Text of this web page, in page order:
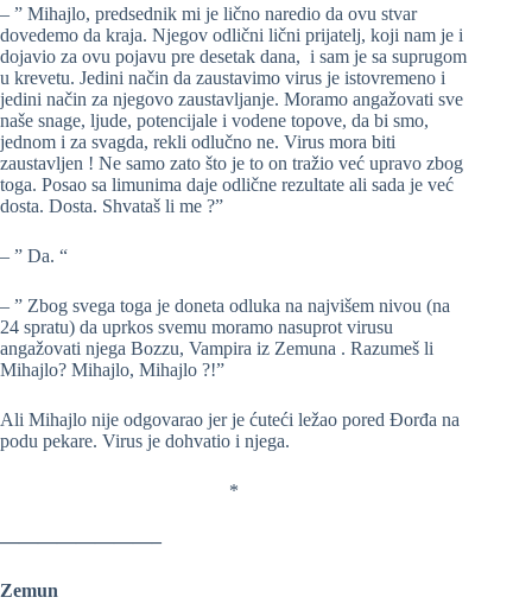
– ” Mihajlo, predsednik mi je lično naredio da ovu stvar
dovedemo da kraja. Njegov odlični lični prijatelj, koji nam je i
dojavio za ovu pojavu pre desetak dana, i sam je sa suprugom
u krevetu. Jedini način da zaustavimo virus je istovremeno i
jedini način za njegovo zaustavljanje. Moramo angažovati sve
naše snage, ljude, potencijale i vodene topove, da bi smo,
jednom i za svagda, rekli odlučno ne. Virus mora biti
zaustavljen ! Ne samo zato što je to on tražio već upravo zbog
toga. Posao sa limunima daje odlične rezultate ali sada je već
dosta. Dosta. Shvataš li me ?”
– ” Da. “
– ” Zbog svega toga je doneta odluka na najvišem nivou (na
24 spratu) da uprkos svemu moramo nasuprot virusu
angažovati njega Bozzu, Vampira iz Zemuna . Razumeš li
Mihajlo? Mihajlo, Mihajlo ?!”
Ali Mihajlo nije odgovarao jer je ćuteći ležao pored Đorđa na
podu pekare. Virus je dohvatio i njega.
*
————————–
Zemun